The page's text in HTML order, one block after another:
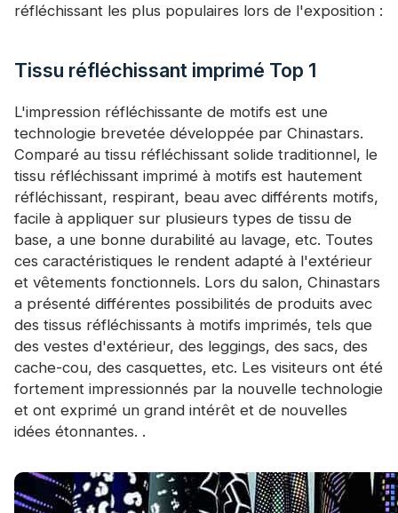
réfléchissant les plus populaires lors de l'exposition :
Tissu réfléchissant imprimé Top 1
L'impression réfléchissante de motifs est une
technologie brevetée développée par Chinastars.
Comparé au tissu réfléchissant solide traditionnel, le
tissu réfléchissant imprimé à motifs est hautement
réfléchissant, respirant, beau avec différents motifs,
facile à appliquer sur plusieurs types de tissu de
base, a une bonne durabilité au lavage, etc. Toutes
ces caractéristiques le rendent adapté à l'extérieur
et vêtements fonctionnels. Lors du salon, Chinastars
a présenté différentes possibilités de produits avec
des tissus réfléchissants à motifs imprimés, tels que
des vestes d'extérieur, des leggings, des sacs, des
cache-cou, des casquettes, etc. Les visiteurs ont été
fortement impressionnés par la nouvelle technologie
et ont exprimé un grand intérêt et de nouvelles
idées étonnantes. .